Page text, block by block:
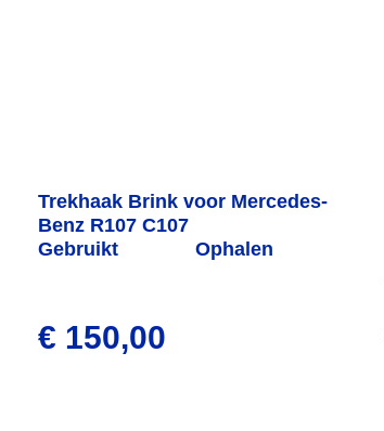
Trekhaak Brink voor Mercedes-
Benz R107 C107
Gebruikt
Ophalen
€ 150,00